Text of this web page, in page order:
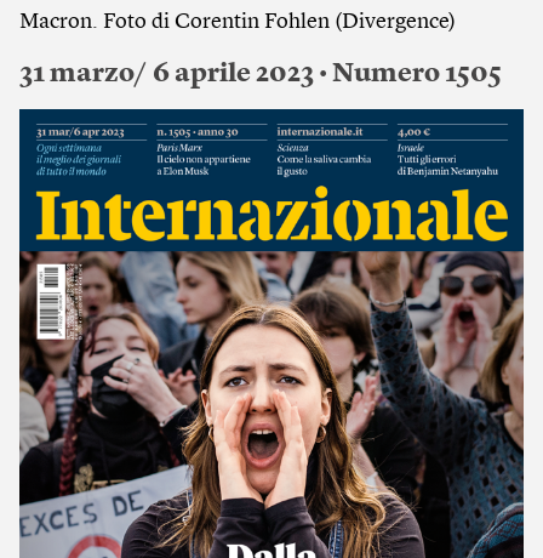
Macron. Foto di Corentin Fohlen (Divergence)
31 marzo/ 6 aprile 2023 • Numero 1505